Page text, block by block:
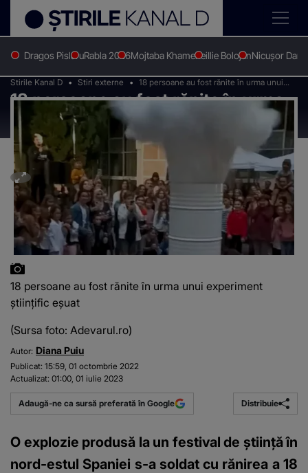
Dragos PislaruRabla 2026Mojtaba KhameneiIlie BolojanNicușor Dan
Stirile Kanal D Stiri externe
18 persoane au fost rănite în urma unui
experiment științific eșuat
18 persoane au fost rănite în urma
unui experiment științific eșuat
18 persoane au fost rănite în urma unui experiment
științific eșuat
(Sursa foto: Adevarul.ro)
Autor: Diana Puiu
Publicat: 15:59, 01 octombrie 2022
Actualizat: 01:00, 01 iulie 2023
Adaugă-ne ca sursă preferată în Google Distribuie
O explozie produsă la un festival de știință în
nord-estul Spaniei s-a soldat cu rănirea a 18